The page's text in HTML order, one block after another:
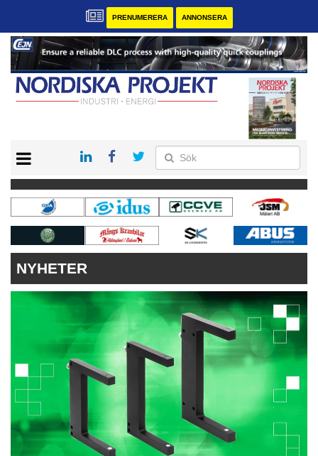
PRENUMERERA ANNONSERA
KONTAKT
VÅRA ANDRA MAGASIN
PRENUMERERA
ANNONSERA
NYHETER